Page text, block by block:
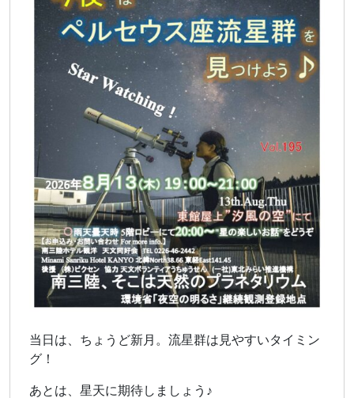
当日は、ちょうど新月。流星群は見やすいタイミン
グ！
あとは、星天に期待しましょう♪